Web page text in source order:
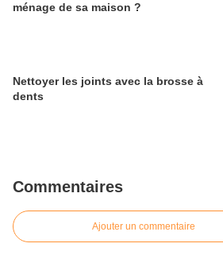
ménage de sa maison ?
Nettoyer les joints avec la brosse à
dents
Commentaires
Ajouter un commentaire